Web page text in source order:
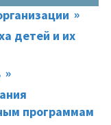
детей и их
программам